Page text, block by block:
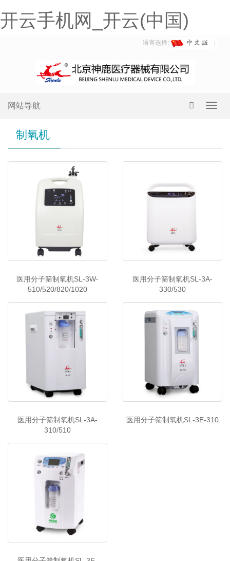
开云手机网_开云(中国)
语言选择:
网站导航
制氧机
医用分子筛制氧机SL-3W-
510/520/820/1020
医用分子筛制氧机SL-3A-
330/530
医用分子筛制氧机SL-3A-
310/510
医用分子筛制氧机SL-3E-310